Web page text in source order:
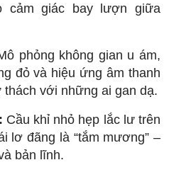
cảm giác bay lượn giữa
phỏng không gian u ám,
đỏ và hiệu ứng âm thanh
với những ai gan dạ.
Cầu khỉ nhỏ hẹp lắc lư trên
lơ đãng là “tắm mương” –
bản lĩnh.